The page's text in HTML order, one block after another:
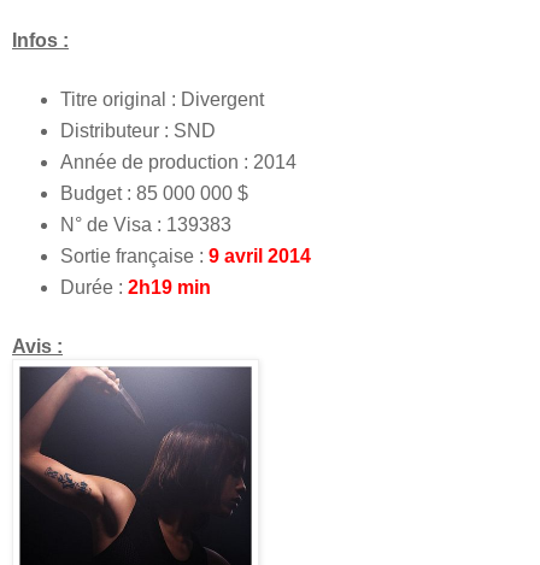
Infos :
Titre original : Divergent
Distributeur : SND
Année de production : 2014
Budget : 85 000 000 $
N° de Visa : 139383
Sortie française : 9 avril 2014
Durée : 2h19 min
Avis :